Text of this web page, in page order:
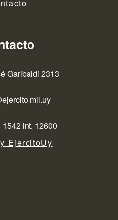
Garibaldi 2313
1542 int. 12600
EjercitoUy